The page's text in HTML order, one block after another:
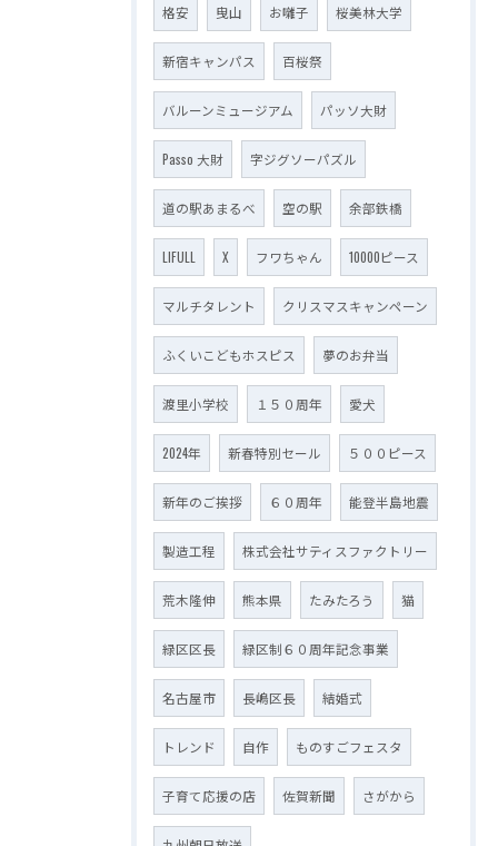
格安 曳山 お囃子 桜美林大学
新宿キャンパス 百桜祭
バルーンミュージアム パッソ大財
Passo 大財 字ジグソーパズル
道の駅あまるべ 空の駅 余部鉄橋
LIFULL X フワちゃん 10000ピース
マルチタレント クリスマスキャンペーン
ふくいこどもホスピス 夢のお弁当
渡里小学校 １５０周年 愛犬
2024年 新春特別セール ５００ピース
新年のご挨拶 ６０周年 能登半島地震
製造工程 株式会社サティスファクトリー
荒木隆伸 熊本県 たみたろう 猫
緑区区長 緑区制６０周年記念事業
名古屋市 長嶋区長 結婚式
トレンド 自作 ものすごフェスタ
子育て応援の店 佐賀新聞 さがから